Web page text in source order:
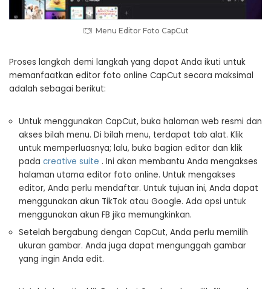
Menu Editor Foto CapCut
Proses langkah demi langkah yang dapat Anda ikuti untuk
memanfaatkan editor foto online CapCut secara maksimal
adalah sebagai berikut:
Untuk menggunakan CapCut, buka halaman web resmi dan
akses bilah menu. Di bilah menu, terdapat tab alat. Klik
untuk memperluasnya; lalu, buka bagian editor dan klik
pada creative suite . Ini akan membantu Anda mengakses
halaman utama editor foto online. Untuk mengakses
editor, Anda perlu mendaftar. Untuk tujuan ini, Anda dapat
menggunakan akun TikTok atau Google. Ada opsi untuk
menggunakan akun FB jika memungkinkan.
Setelah bergabung dengan CapCut, Anda perlu memilih
ukuran gambar. Anda juga dapat mengunggah gambar
yang ingin Anda edit.